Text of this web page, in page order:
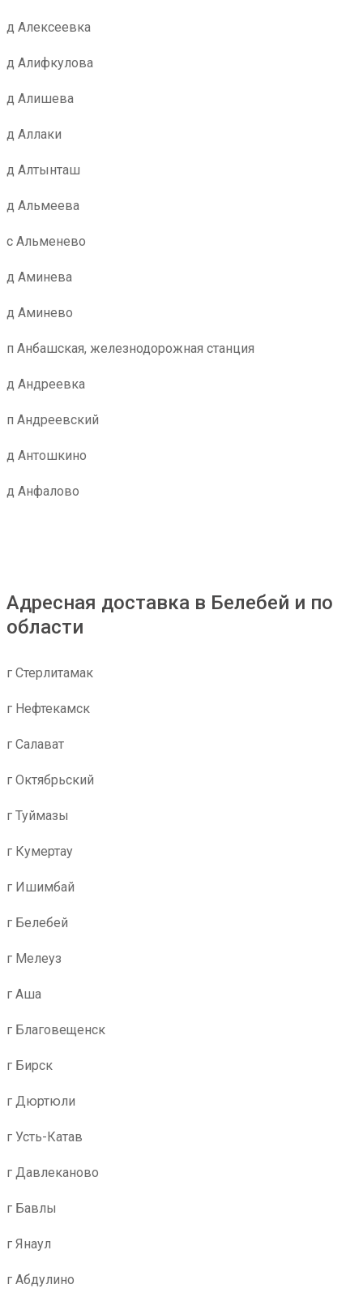
д Алексеевка
д Алифкулова
д Алишева
д Аллаки
д Алтынташ
д Альмеева
с Альменево
д Аминева
д Аминево
п Анбашская, железнодорожная станция
д Андреевка
п Андреевский
д Антошкино
д Анфалово
Адресная доставка в Белебей и по
области
г Стерлитамак
г Нефтекамск
г Салават
г Октябрьский
г Туймазы
г Кумертау
г Ишимбай
г Белебей
г Мелеуз
г Аша
г Благовещенск
г Бирск
г Дюртюли
г Усть-Катав
г Давлеканово
г Бавлы
г Янаул
г Абдулино